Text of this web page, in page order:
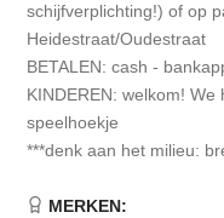
schijfverplichting!) of op
Heidestraat/Oudestraat
BETALEN: cash -
KINDEREN: welkom!
speelhoekje
***denk aan het milieu:
MERKEN: